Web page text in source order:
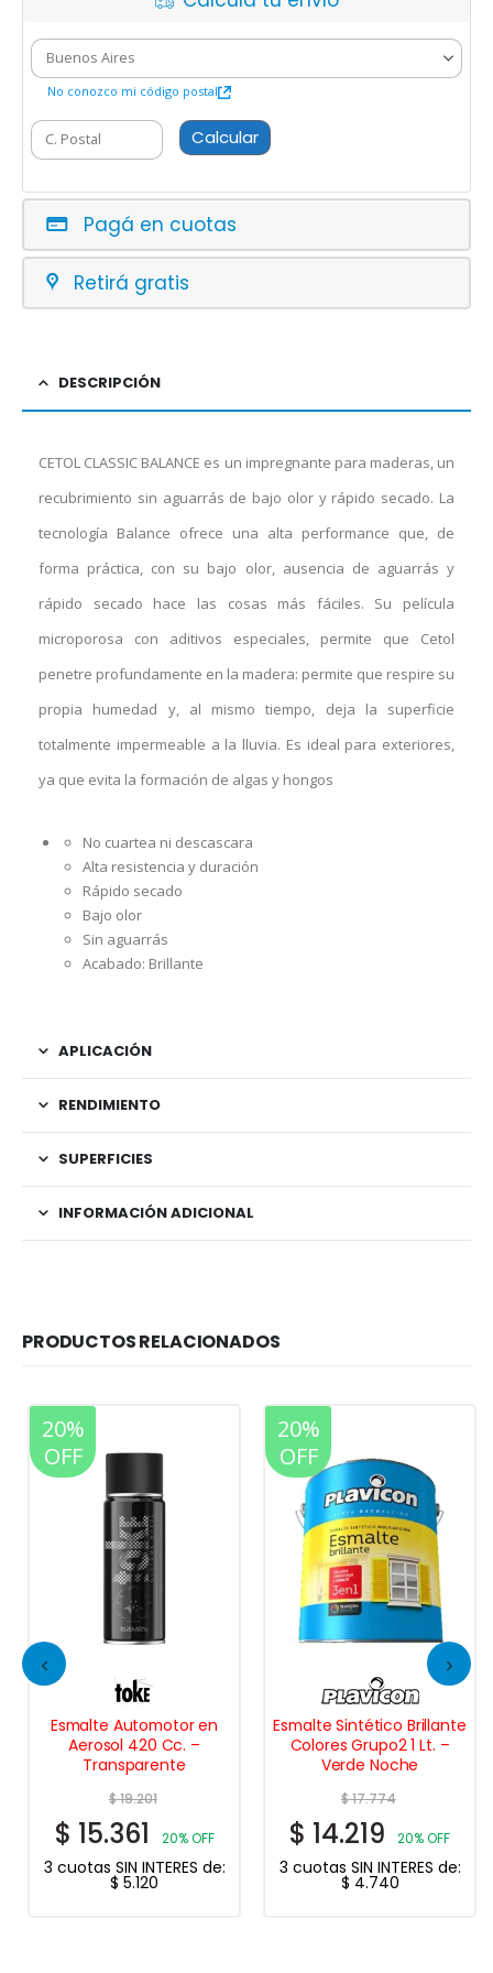
No conozco mi código postal
Calcular
Pagá en cuotas
Retirá gratis
DESCRIPCIÓN
CETOL CLASSIC BALANCE es un impregnante para maderas, un
recubrimiento sin aguarrás de bajo olor y rápido secado. La
tecnología Balance ofrece una alta performance que, de
forma práctica, con su bajo olor, ausencia de aguarrás y
rápido secado hace las cosas más fáciles. Su película
microporosa con aditivos especiales, permite que Cetol
penetre profundamente en la madera: permite que respire su
propia humedad y, al mismo tiempo, deja la superficie
totalmente impermeable a la lluvia. Es ideal para exteriores,
ya que evita la formación de algas y hongos
No cuartea ni descascara
Alta resistencia y duración
Rápido secado
Bajo olor
Sin aguarrás
Acabado: Brillante
APLICACIÓN
RENDIMIENTO
SUPERFICIES
INFORMACIÓN ADICIONAL
PRODUCTOS RELACIONADOS
20%
OFF
Esmalte Automotor en
Aerosol 420 Cc. –
Transparente
$19.201
$ 15.361 20% OFF
3 cuotas SIN INTERES de:
$ 5.120
20%
OFF
Esmalte Sintético Brillante
Colores Grupo2 1 Lt. –
Verde Noche
$17.774
$ 14.219 20% OFF
3 cuotas SIN INTERES de:
$ 4.740